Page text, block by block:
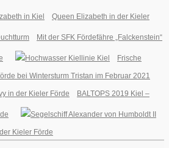
Queen Elizabeth in der Kieler
Mit der SFK Fördefähre „Falckenstein“
Frische
bei Wintersturm Tristan im Februar 2021
BALTOPS 2019 Kiel –
Kieler Förde